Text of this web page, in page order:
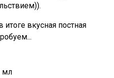
вкусная постная
мл